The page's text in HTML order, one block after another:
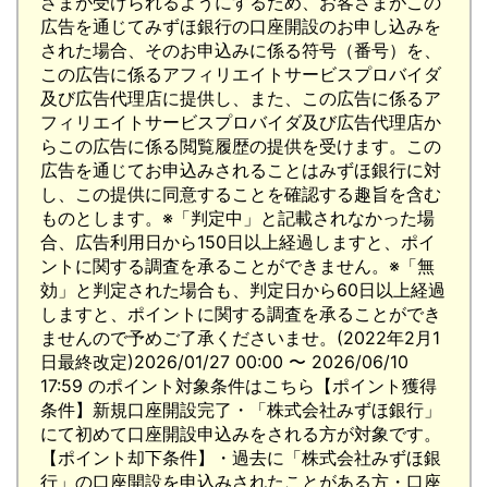
広告を通じてみずほ銀行の口座開設のお申し込みを
された場合、そのお申込みに係る符号（番号）を、
この広告に係るアフィリエイトサービスプロバイダ
及び広告代理店に提供し、また、この広告に係るア
フィリエイトサービスプロバイダ及び広告代理店か
らこの広告に係る閲覧履歴の提供を受けます。この
広告を通じてお申込みされることはみずほ銀行に対
し、この提供に同意することを確認する趣旨を含む
ものとします。※「判定中」と記載されなかった場
合、広告利用日から150日以上経過しますと、ポイ
ントに関する調査を承ることができません。※「無
効」と判定された場合も、判定日から60日以上経過
しますと、ポイントに関する調査を承ることができ
ませんので予めご了承くださいませ。(2022年2月1
日最終改定)2026/01/27 00:00 〜 2026/06/10
17:59 のポイント対象条件はこちら【ポイント獲得
条件】新規口座開設完了・「株式会社みずほ銀行」
にて初めて口座開設申込みをされる方が対象です。
【ポイント却下条件】・過去に「株式会社みずほ銀
行」の口座開設を申込みされたことがある方・口座